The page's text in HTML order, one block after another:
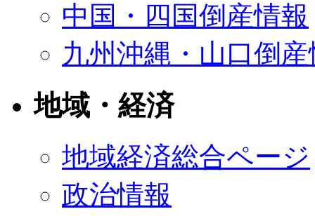
中国・四国倒産情報
九州沖縄・山口倒
地域・経済
地域経済総合ページ
政治情報